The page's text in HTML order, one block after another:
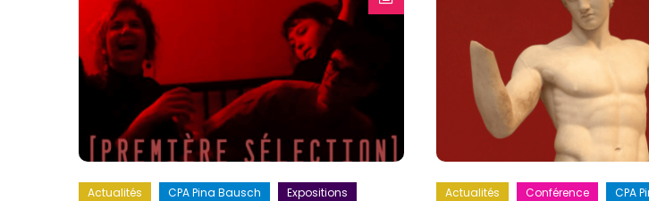
Actualités CPA Pina Bausch Expositions Actualités Conférence CPA